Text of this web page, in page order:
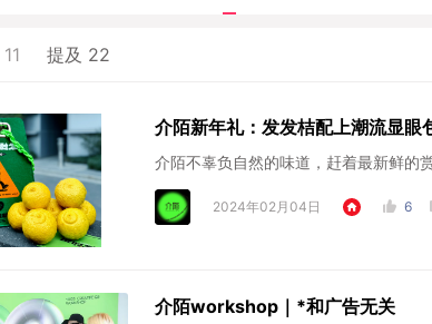
11 提及 22
介陌新年礼：发发桔配上潮流显眼
介陌不辜负自然的味道，赶着最新鲜的
2024年02月04日 6
介陌workshop｜*和广告无关